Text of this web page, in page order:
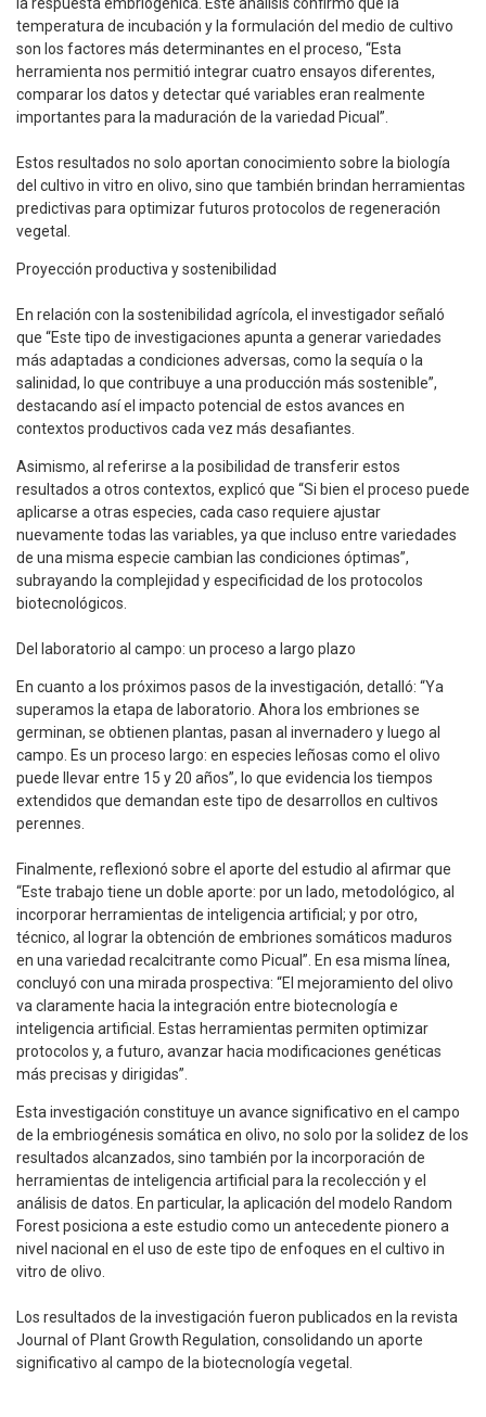
temperatura de incubación y la formulación del medio de cultivo
son los factores más determinantes en el proceso, “Esta
herramienta nos permitió integrar cuatro ensayos diferentes,
comparar los datos y detectar qué variables eran realmente
importantes para la maduración de la variedad Picual”.
Estos resultados no solo aportan conocimiento sobre la biología
del cultivo in vitro en olivo, sino que también brindan herramientas
predictivas para optimizar futuros protocolos de regeneración
vegetal.
Proyección productiva y sostenibilidad
En relación con la sostenibilidad agrícola, el investigador señaló
que “Este tipo de investigaciones apunta a generar variedades
más adaptadas a condiciones adversas, como la sequía o la
salinidad, lo que contribuye a una producción más sostenible”,
destacando así el impacto potencial de estos avances en
contextos productivos cada vez más desafiantes.
Asimismo, al referirse a la posibilidad de transferir estos
resultados a otros contextos, explicó que “Si bien el proceso puede
aplicarse a otras especies, cada caso requiere ajustar
nuevamente todas las variables, ya que incluso entre variedades
de una misma especie cambian las condiciones óptimas”,
subrayando la complejidad y especificidad de los protocolos
biotecnológicos.
Del laboratorio al campo: un proceso a largo plazo
En cuanto a los próximos pasos de la investigación, detalló: “Ya
superamos la etapa de laboratorio. Ahora los embriones se
germinan, se obtienen plantas, pasan al invernadero y luego al
campo. Es un proceso largo: en especies leñosas como el olivo
puede llevar entre 15 y 20 años”, lo que evidencia los tiempos
extendidos que demandan este tipo de desarrollos en cultivos
perennes.
Finalmente, reflexionó sobre el aporte del estudio al afirmar que
“Este trabajo tiene un doble aporte: por un lado, metodológico, al
incorporar herramientas de inteligencia artificial; y por otro,
técnico, al lograr la obtención de embriones somáticos maduros
en una variedad recalcitrante como Picual”. En esa misma línea,
concluyó con una mirada prospectiva: “El mejoramiento del olivo
va claramente hacia la integración entre biotecnología e
inteligencia artificial. Estas herramientas permiten optimizar
protocolos y, a futuro, avanzar hacia modificaciones genéticas
más precisas y dirigidas”.
Esta investigación constituye un avance significativo en el campo
de la embriogénesis somática en olivo, no solo por la solidez de los
resultados alcanzados, sino también por la incorporación de
herramientas de inteligencia artificial para la recolección y el
análisis de datos. En particular, la aplicación del modelo Random
Forest posiciona a este estudio como un antecedente pionero a
nivel nacional en el uso de este tipo de enfoques en el cultivo in
vitro de olivo.
Los resultados de la investigación fueron publicados en la revista
Journal of Plant Growth Regulation, consolidando un aporte
significativo al campo de la biotecnología vegetal.